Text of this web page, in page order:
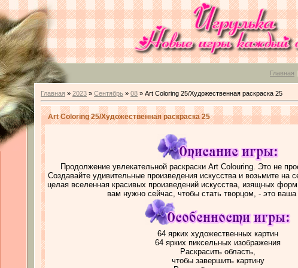
Главная |
Главная » 2023 » Сентябрь » 08 » Art Coloring 25/Художественная раскраска 25
Art Coloring 25/Художественная раскраска 25
Продолжение увлекательной раскраски Art Colouring. Это не
Создавайте удивительные произведения искусства и возьмите на
целая вселенная красивых произведений искусства, изящных
вам нужно сейчас, чтобы стать творцом, - это ваша
64 ярких художественных картин
64 ярких пиксельных изображения
Раскрасить область,
чтобы завершить картину